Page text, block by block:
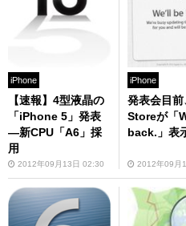
iPhone
【速報】4型液晶の
「iPhone 5」発表
—新CPU「A6」採
用
2012年09月13日 02:30
iPhone
発表会目
Storeが「
back.」表
2012年09月